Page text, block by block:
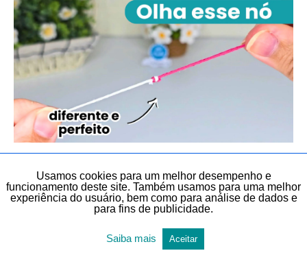
DIY, FAÇA VOCÊ MESMO E LEMBRANCINHAS TEMAS DIVERSOS
TODAS AS POSTAGENS
Nó de crochê fácil que não solta jamais
Veja neste artigo, de forma gratuita, este vídeo: Nó de crochê fácil
Usamos cookies para um melhor desempenho e
funcionamento deste site. Também usamos para uma melhor
experiência do usuário, bem como para análise de dados e
para fins de publicidade.
Saiba mais Aceitar